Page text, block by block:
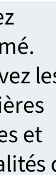
et